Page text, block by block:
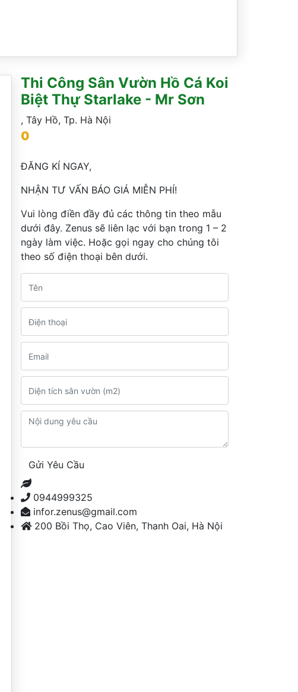
Thi Công Sân Vườn Hồ Cá Koi
Biệt Thự Starlake - Mr Sơn
, Tây Hồ, Tp. Hà Nội
0
ĐĂNG KÍ NGAY,
NHẬN TƯ VẤN BÁO GIÁ MIỄN PHÍ!
Vui lòng điền đầy đủ các thông tin theo mẫu
dưới đây. Zenus sẽ liên lạc với bạn trong 1 – 2
ngày làm việc. Hoặc gọi ngay cho chúng tôi
theo số điện thoại bên dưới.
Gửi Yêu Cầu
0944999325
infor.zenus@gmail.com
200 Bồi Thọ, Cao Viên, Thanh Oai, Hà Nội